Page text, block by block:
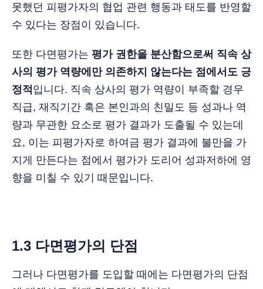
못했던 피평가자의 협업 관련 행동과 태도를 반영할
수 있다는 장점이 있습니다.
또한 다면평가는 평가 권한을 분산함으로써 직속 상
사의 평가 역량에만 의존하지 않는다는 점에서도 긍
정적 입니다. 직속 상사의 평가 역량이 부족할 경우
직급, 재직기간 혹은 본인과의 친밀도 등 성과나 역
량과 무관한 요소로 평가 결과가 도출될 수 있는데
요, 이는 피평가자로 하여금 평가 결과에 불만을 가
지게 만든다는 점에서 평가가 도리어 성과저하에 영
향을 미칠 수 있기 때문입니다.
1.3 다면평가의 단점
그러나 다면평가를 도입할 때에는 다면평가의 단점